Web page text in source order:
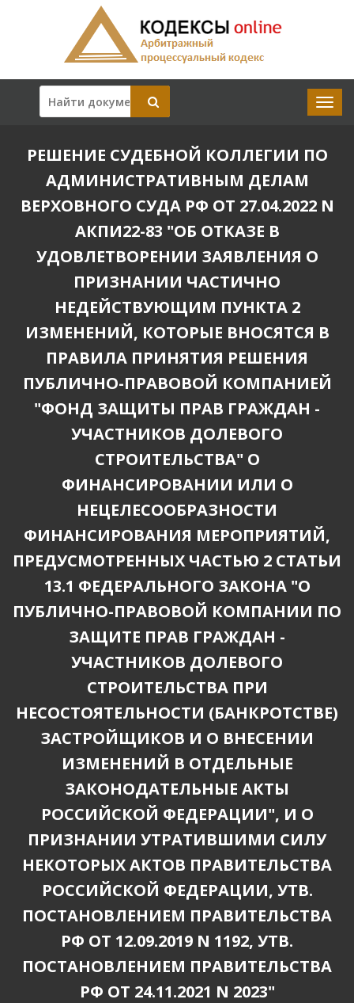
РЕШЕНИЕ СУДЕБНОЙ КОЛЛЕГИИ ПО
АДМИНИСТРАТИВНЫМ ДЕЛАМ
ВЕРХОВНОГО СУДА РФ ОТ 27.04.2022 N
АКПИ22-83 "ОБ ОТКАЗЕ В
УДОВЛЕТВОРЕНИИ ЗАЯВЛЕНИЯ О
ПРИЗНАНИИ ЧАСТИЧНО
НЕДЕЙСТВУЮЩИМ ПУНКТА 2
ИЗМЕНЕНИЙ, КОТОРЫЕ ВНОСЯТСЯ В
ПРАВИЛА ПРИНЯТИЯ РЕШЕНИЯ
ПУБЛИЧНО-ПРАВОВОЙ КОМПАНИЕЙ
"ФОНД ЗАЩИТЫ ПРАВ ГРАЖДАН -
УЧАСТНИКОВ ДОЛЕВОГО
СТРОИТЕЛЬСТВА" О
ФИНАНСИРОВАНИИ ИЛИ О
НЕЦЕЛЕСООБРАЗНОСТИ
ФИНАНСИРОВАНИЯ МЕРОПРИЯТИЙ,
ПРЕДУСМОТРЕННЫХ ЧАСТЬЮ 2 СТАТЬИ
13.1 ФЕДЕРАЛЬНОГО ЗАКОНА "О
ПУБЛИЧНО-ПРАВОВОЙ КОМПАНИИ ПО
ЗАЩИТЕ ПРАВ ГРАЖДАН -
УЧАСТНИКОВ ДОЛЕВОГО
СТРОИТЕЛЬСТВА ПРИ
НЕСОСТОЯТЕЛЬНОСТИ (БАНКРОТСТВЕ)
ЗАСТРОЙЩИКОВ И О ВНЕСЕНИИ
ИЗМЕНЕНИЙ В ОТДЕЛЬНЫЕ
ЗАКОНОДАТЕЛЬНЫЕ АКТЫ
РОССИЙСКОЙ ФЕДЕРАЦИИ", И О
ПРИЗНАНИИ УТРАТИВШИМИ СИЛУ
НЕКОТОРЫХ АКТОВ ПРАВИТЕЛЬСТВА
РОССИЙСКОЙ ФЕДЕРАЦИИ, УТВ.
ПОСТАНОВЛЕНИЕМ ПРАВИТЕЛЬСТВА
РФ ОТ 12.09.2019 N 1192, УТВ.
ПОСТАНОВЛЕНИЕМ ПРАВИТЕЛЬСТВА
РФ ОТ 24.11.2021 N 2023"